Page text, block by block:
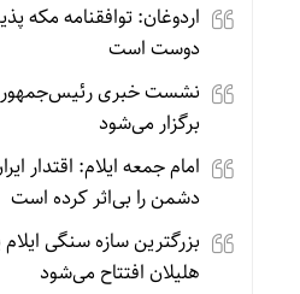
اردوغان: توافقنامه مکه
دوست است
نشست خبری رئیس‌جمهور
برگزار می‌شود
امام جمعه ایلام: اقتدار
دشمن را بی‌اثر کرده است
هلیلان افتتاح می‌شود